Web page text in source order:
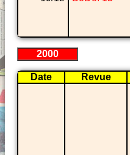
2000
Date Revue